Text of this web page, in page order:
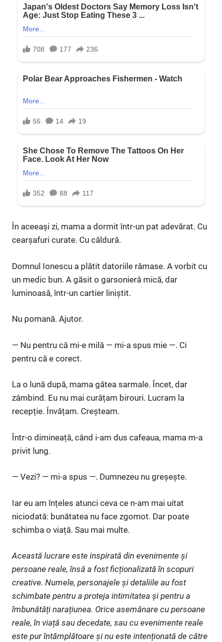
În aceeași zi, mama a dormit într-un pat adevărat. Cu
cearșafuri curate. Cu căldură.
Domnul Ionescu a plătit datoriile rămase. A vorbit cu
un medic bun. A găsit o garsonieră mică, dar
luminoasă, într-un cartier liniștit.
Nu pomană. Ajutor.
— Nu pentru că mi-e milă — mi-a spus mie —. Ci
pentru că e corect.
La o lună după, mama gătea sarmale. Încet, dar
zâmbind. Eu nu mai curățam birouri. Lucram la
recepție. Învățam. Creșteam.
Într-o dimineață, când i-am dus cafeaua, mama m-a
privit lung.
— Vezi? — mi-a spus —. Dumnezeu nu greșește.
Iar eu am înțeles atunci ceva ce n-am mai uitat
niciodată: bunătatea nu face zgomot. Dar poate
schimba o viață. Sau mai multe.
Această lucrare este inspirată din evenimente și
persoane reale, însă a fost ficționalizată în scopuri
creative. Numele, personajele și detaliile au fost
schimbate pentru a proteja intimitatea și pentru a
îmbunătăți narațiunea. Orice asemănare cu persoane
reale, în viață sau decedate, sau cu evenimente reale
este pur întâmplătoare și nu este intenționată de către